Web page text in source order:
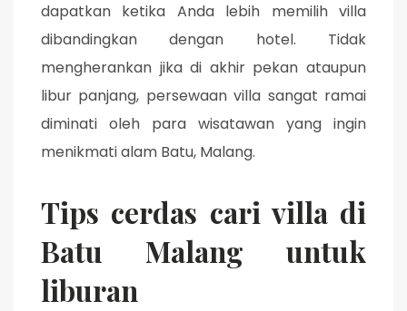
dapatkan ketika Anda lebih memilih villa
dibandingkan dengan hotel. Tidak
mengherankan jika di akhir pekan ataupun
libur panjang, persewaan villa sangat ramai
diminati oleh para wisatawan yang ingin
menikmati alam Batu, Malang.
Tips cerdas cari villa di
Batu Malang untuk
liburan